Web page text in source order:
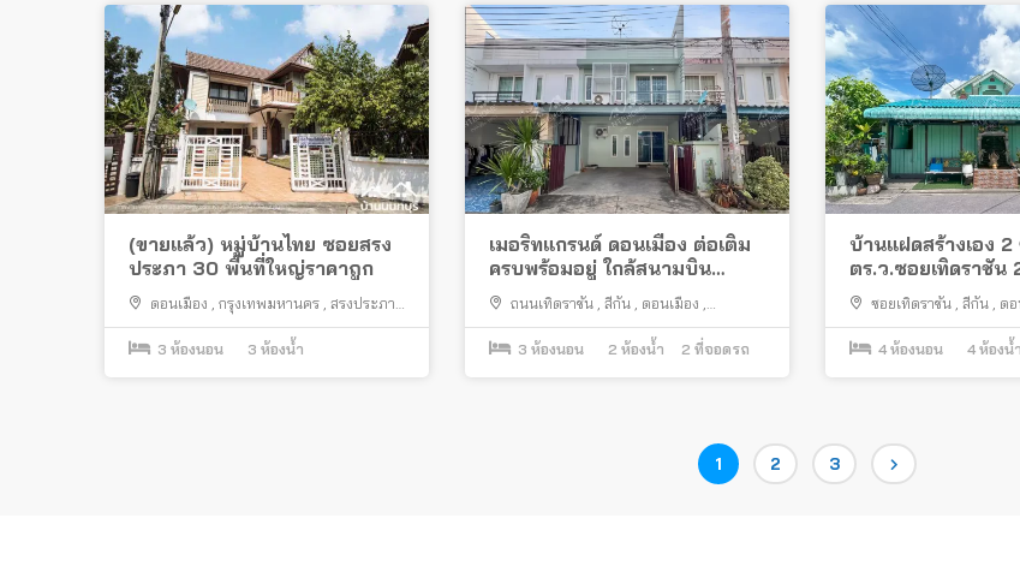
(ขายแล้ว) หมู่บ้านไทย ซอยสรง
ประภา 30 พื้นที่ใหญ่ราคาถูก
ดอนเมือง , กรุงเทพมหานคร , สรงประภา ,
สีกัน
3 ห้องนอน 3 ห้องน้ำ
เมอริทแกรนด์ ดอนเมือง ต่อเติม
ครบพร้อมอยู่ ใกล้สนามบิน
ดอนเมือง รถไฟฟ้าสายสีแดง
ถนนเทิดราชัน , สีกัน , ดอนเมือง ,
กรุงเทพมหานคร
3 ห้องนอน 2 ห้องน้ำ 2 ที่จอดรถ
บ้านแฝดสร้างเอง
ตร.ว.ซอยเทิดราชัน
ใกล้สนามบินดอนเมื
ซอยเทิดราชัน , สีกัน , ดอ
กรุงเทพมหานคร
4 ห้องนอน 4 ห้องน้ำ
Page
1 Page
2 Page
3